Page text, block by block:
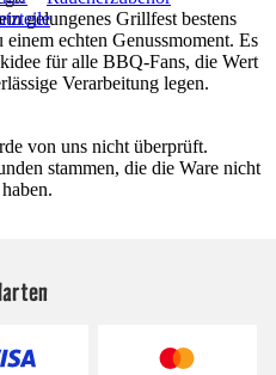
gelungenes Grillfest bestens
echten Genussmoment. Es
für alle BBQ-Fans, die Wert
Verarbeitung legen.
von uns nicht überprüft.
stammen, die die Ware nicht